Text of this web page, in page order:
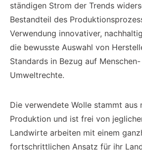
ständigen Strom der Trends
Bestandteil des
Verwendung innovativer,
die bewusste Auswahl von
Standards in Bezug auf
Umweltrechte.
Die verwendete Wolle stammt aus
Produktion und ist frei von
Landwirte arbeiten mit einem
fortschrittlichen Ansatz für ihr